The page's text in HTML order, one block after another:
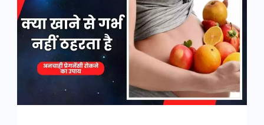
खाने
से
गर्भ
ठहरता
है